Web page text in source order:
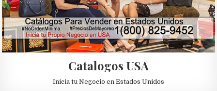
Catalogos USA
Inicia tu Negocio en Estados Unidos